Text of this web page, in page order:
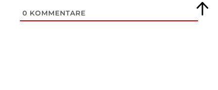
0 KOMMENTARE